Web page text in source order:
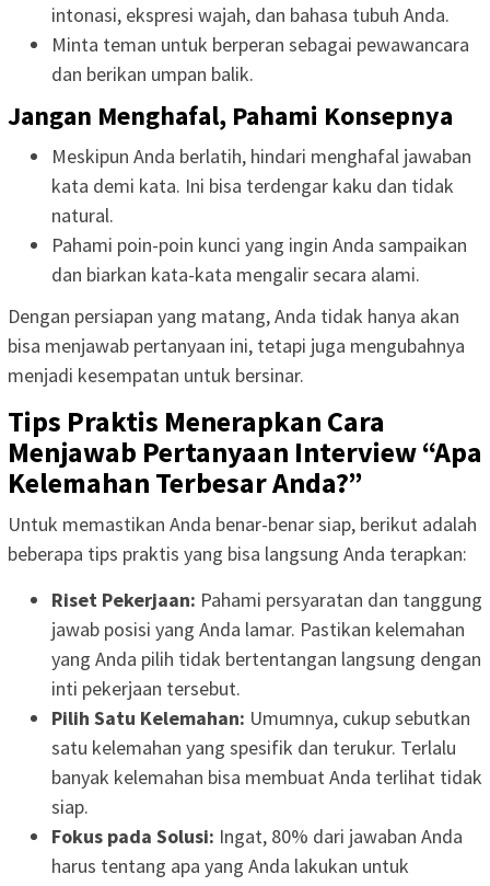
intonasi, ekspresi wajah, dan bahasa tubuh Anda.
Minta teman untuk berperan sebagai pewawancara
dan berikan umpan balik.
Jangan Menghafal, Pahami Konsepnya
Meskipun Anda berlatih, hindari menghafal jawaban
kata demi kata. Ini bisa terdengar kaku dan tidak
natural.
Pahami poin-poin kunci yang ingin Anda sampaikan
dan biarkan kata-kata mengalir secara alami.
Dengan persiapan yang matang, Anda tidak hanya akan
bisa menjawab pertanyaan ini, tetapi juga mengubahnya
menjadi kesempatan untuk bersinar.
Tips Praktis Menerapkan Cara
Menjawab Pertanyaan Interview “Apa
Kelemahan Terbesar Anda?”
Untuk memastikan Anda benar-benar siap, berikut adalah
beberapa tips praktis yang bisa langsung Anda terapkan:
Riset Pekerjaan: Pahami persyaratan dan tanggung
jawab posisi yang Anda lamar. Pastikan kelemahan
yang Anda pilih tidak bertentangan langsung dengan
inti pekerjaan tersebut.
Pilih Satu Kelemahan: Umumnya, cukup sebutkan
satu kelemahan yang spesifik dan terukur. Terlalu
banyak kelemahan bisa membuat Anda terlihat tidak
siap.
Fokus pada Solusi: Ingat, 80% dari jawaban Anda
harus tentang apa yang Anda lakukan untuk